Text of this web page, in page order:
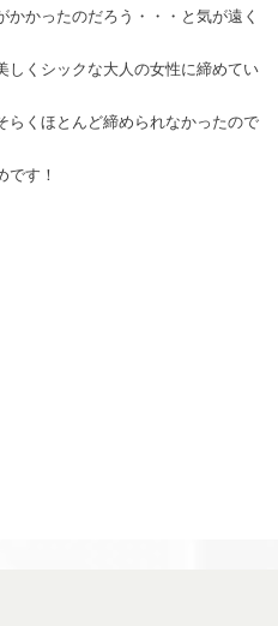
かったのだろう・・・と気が遠く
しくシックな大人の女性に締めてい
らくほとんど締められなかったので
です！